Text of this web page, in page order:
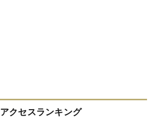
アクセスランキング